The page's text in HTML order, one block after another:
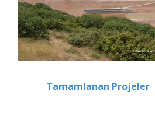
Tamamlanan Projeler